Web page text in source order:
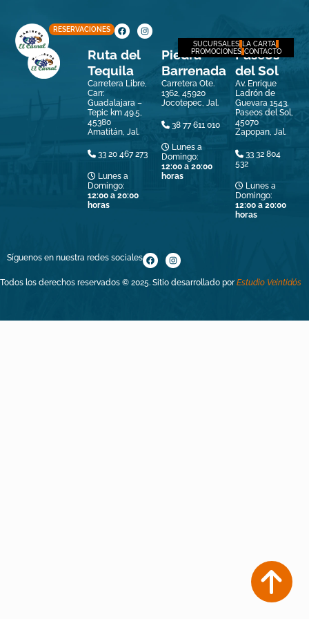
RESERVACIONES
SUCURSALES LA CARTA
PROMOCIONES CONTACTO
Ruta del
Tequila
Carretera Libre,
Carr.
Guadalajara –
Tepic km 49.5,
45380
Amatitán, Jal.
33 20 467 273
Lunes a
Domingo:
12:00 a 20:00
horas
Piedra
Barrenada
Carretera Ote.
1362, 45920
Jocotepec, Jal.
38 77 611 010
Lunes a
Domingo:
12:00 a 20:00
horas
Paseos
del Sol
Av. Enrique
Ladrón de
Guevara 1543,
Paseos del Sol,
45070
Zapopan, Jal.
33 32 804
532
Lunes a
Domingo:
12:00 a 20:00
horas
Síguenos en nuestra redes sociales
Todos los derechos reservados © 2025. Sitio desarrollado porEstudio Veintidós